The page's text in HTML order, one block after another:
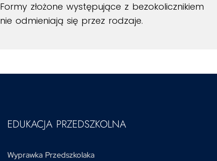
Formy złożone występujące z bezokolicznikiem
nie odmieniają się przez rodzaje.
EDUKACJA PRZEDSZKOLNA
Wyprawka Przedszkolaka